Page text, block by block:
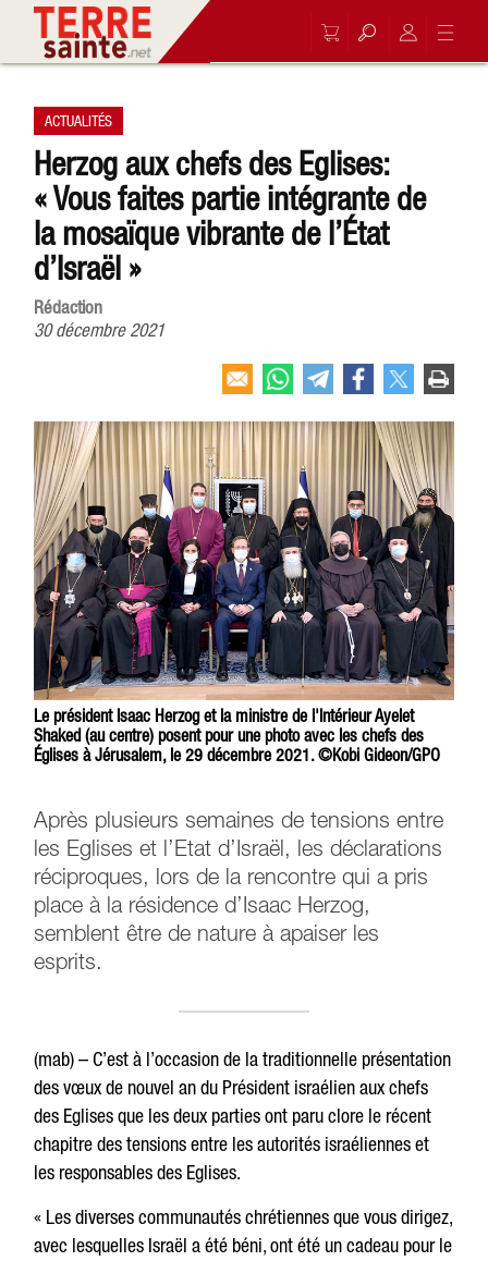
ACTUALITÉS
Herzog aux chefs des Eglises:
« Vous faites partie intégrante de
la mosaïque vibrante de l’État
d’Israël »
Rédaction
30 décembre 2021
Le président Isaac Herzog et la ministre de l'Intérieur Ayelet
Shaked (au centre) posent pour une photo avec les chefs des
Églises à Jérusalem, le 29 décembre 2021. ©Kobi Gideon/GPO
Après plusieurs semaines de tensions entre
les Eglises et l’Etat d’Israël, les déclarations
réciproques, lors de la rencontre qui a pris
place à la résidence d’Isaac Herzog,
semblent être de nature à apaiser les
esprits.
(mab) – C’est à l’occasion de la traditionnelle présentation
des vœux de nouvel an du Président israélien aux chefs
des Eglises que les deux parties ont paru clore le récent
chapitre des tensions entre les autorités israéliennes et
les responsables des Eglises.
« Les diverses communautés chrétiennes que vous dirigez,
avec lesquelles Israël a été béni, ont été un cadeau pour le